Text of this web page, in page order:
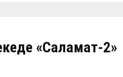
«Саламат-2»